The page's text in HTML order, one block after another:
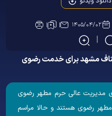
Video
۱۴۰۵/۰۴/۰۲
مشهد برای خدمت رضوی
مدیریت عالی حرم مطهر رضوی
رضوی هستند و حالا مراسم